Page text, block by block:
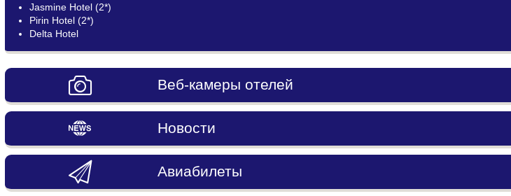
Jasmine Hotel (2*)
Pirin Hotel (2*)
Delta Hotel
Веб-камеры отелей
Новости
Авиабилеты